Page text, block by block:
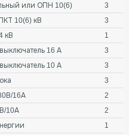
или ОПН 10(6)
3
10(6) кВ
3
кВ
1
16 А
3
10 А
3
3
16А
2
10А
2
1